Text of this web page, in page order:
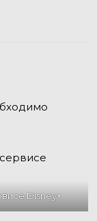
Disney+.